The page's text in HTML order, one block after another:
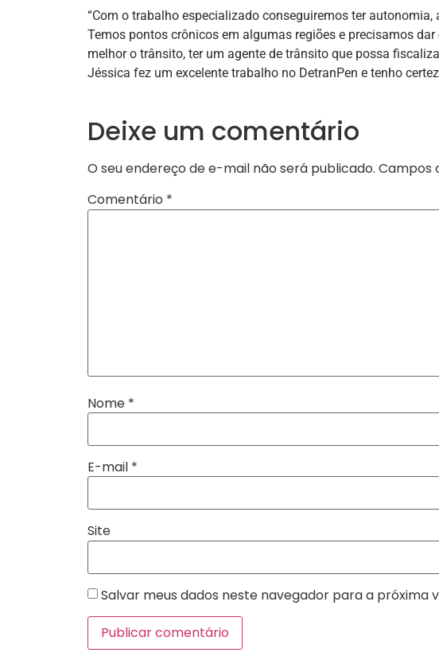
“Com o trabalho especializado conseguiremos ter
Temos pontos crônicos em algumas regiões e precisamos
melhor o trânsito, ter um agente de trânsito que possa
Jéssica fez um excelente trabalho no DetranPen e tenho
Deixe um comentário
O seu endereço de e-mail não será publicado. Campos
Comentário *
Nome *
E-mail *
Site
Salvar meus dados neste navegador para a próxima